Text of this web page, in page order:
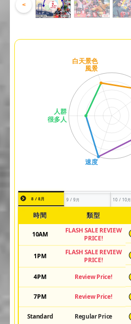
<
8 / 8月 9 / 9月 10 / 10月
時間 類型
10AM
FLASH SALE REVIEW
PRICE!
1PM
FLASH SALE REVIEW
PRICE!
4PM Review Price!
7PM Review Price!
Standard Regular Price